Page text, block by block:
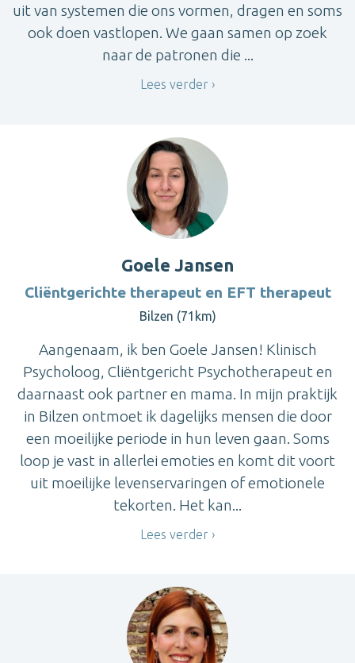
uit van systemen die ons vormen, dragen en soms
ook doen vastlopen. We gaan samen op zoek
naar de patronen die ...
Lees verder
Goele Jansen
Cliëntgerichte therapeut en EFT therapeut
Bilzen (71km)
Aangenaam, ik ben Goele Jansen! Klinisch
Psycholoog, Cliëntgericht Psychotherapeut en
daarnaast ook partner en mama. In mijn praktijk
in Bilzen ontmoet ik dagelijks mensen die door
een moeilijke periode in hun leven gaan. Soms
loop je vast in allerlei emoties en komt dit voort
uit moeilijke levenservaringen of emotionele
tekorten. Het kan...
Lees verder